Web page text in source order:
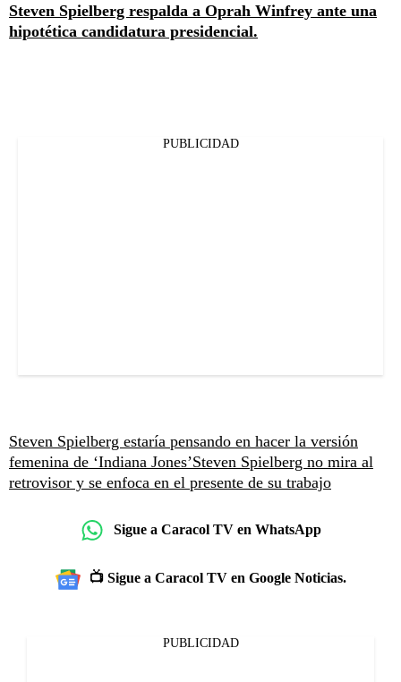
Steven Spielberg respalda a Oprah Winfrey ante una
hipotética candidatura presidencial.
PUBLICIDAD
Steven Spielberg estaría pensando en hacer la versión
femenina de ‘Indiana Jones’Steven Spielberg no mira al
retrovisor y se enfoca en el presente de su trabajo
Sigue a Caracol TV en WhatsApp
📺 Sigue a Caracol TV en Google Noticias.
PUBLICIDAD